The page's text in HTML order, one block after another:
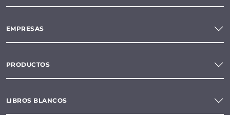
EMPRESAS
PRODUCTOS
LIBROS BLANCOS